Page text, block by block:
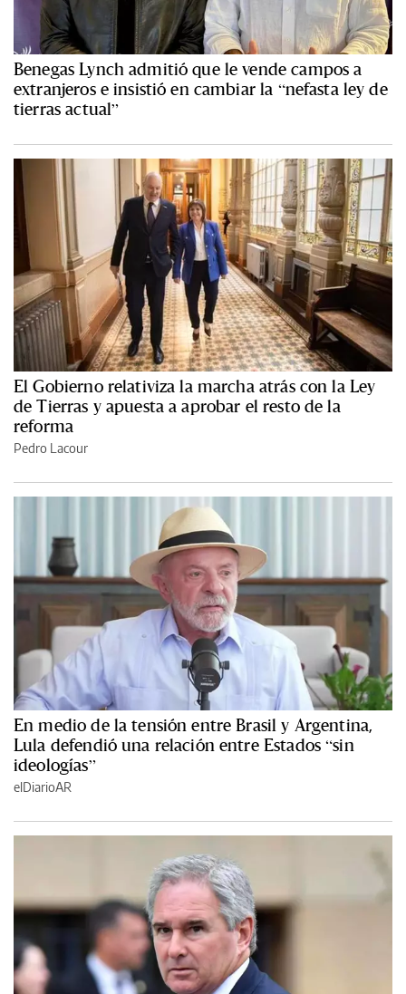
Benegas Lynch admitió que le vende campos a
extranjeros e insistió en cambiar la “nefasta ley de
tierras actual”
El Gobierno relativiza la marcha atrás con la Ley
de Tierras y apuesta a aprobar el resto de la
reforma
Pedro Lacour
En medio de la tensión entre Brasil y Argentina,
Lula defendió una relación entre Estados “sin
ideologías”
elDiarioAR